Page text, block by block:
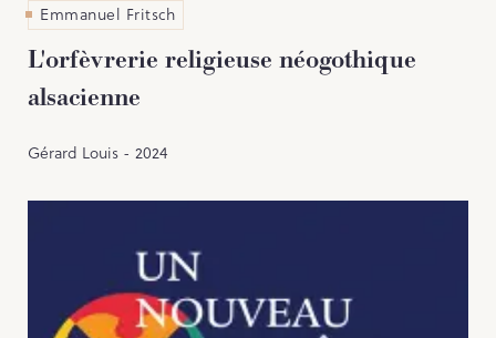
Emmanuel Fritsch
L'orfèvrerie religieuse néogothique
alsacienne
Gérard Louis - 2024